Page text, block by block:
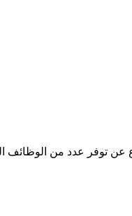
عن توفر عدد من الوظائف